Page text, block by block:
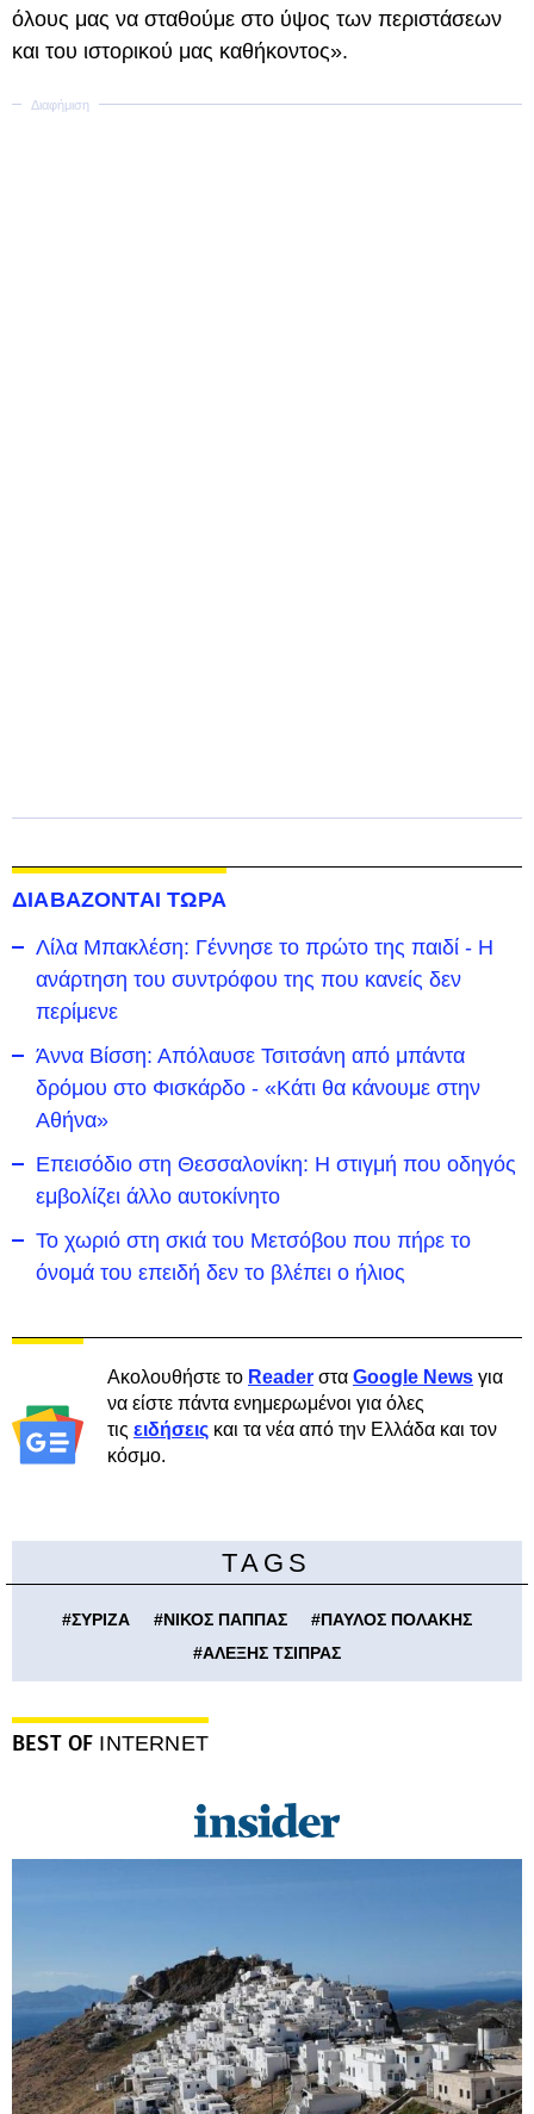
όλους μας να σταθούμε στο ύψος των περιστάσεων
και του ιστορικού μας καθήκοντος».
ΔΙΑΒΑΖΟΝΤΑΙ ΤΩΡΑ
Λίλα Μπακλέση: Γέννησε το πρώτο της παιδί - Η
ανάρτηση του συντρόφου της που κανείς δεν
περίμενε
Άννα Βίσση: Απόλαυσε Τσιτσάνη από μπάντα
δρόμου στο Φισκάρδο - «Κάτι θα κάνουμε στην
Αθήνα»
Επεισόδιο στη Θεσσαλονίκη: Η στιγμή που οδηγός
εμβολίζει άλλο αυτοκίνητο
Το χωριό στη σκιά του Μετσόβου που πήρε το
όνομά του επειδή δεν το βλέπει ο ήλιος
Ακολουθήστε το Reader στα Google News για
να είστε πάντα ενημερωμένοι για όλες
τις ειδήσεις και τα νέα από την Ελλάδα και τον
κόσμο.
TAGS
#ΣΥΡΙΖΑ #ΝΙΚΟΣ ΠΑΠΠΑΣ #ΠΑΥΛΟΣ ΠΟΛΑΚΗΣ
#ΑΛΕΞΗΣ ΤΣΙΠΡΑΣ
BEST OF INTERNET